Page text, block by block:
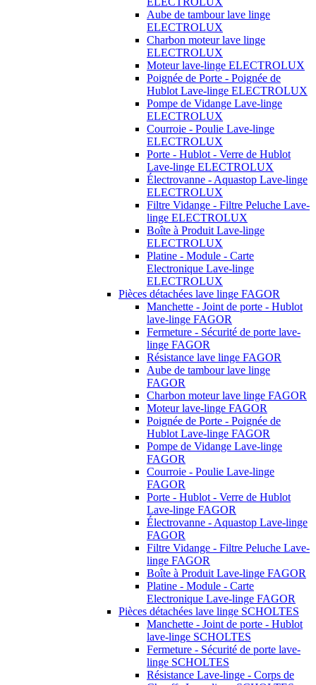
Aube de tambour lave linge
ELECTROLUX
Charbon moteur lave linge
ELECTROLUX
Moteur lave-linge ELECTROLUX
Poignée de Porte - Poignée de
Hublot Lave-linge ELECTROLUX
Pompe de Vidange Lave-linge
ELECTROLUX
Courroie - Poulie Lave-linge
ELECTROLUX
Porte - Hublot - Verre de Hublot
Lave-linge ELECTROLUX
Électrovanne - Aquastop Lave-linge
ELECTROLUX
Filtre Vidange - Filtre Peluche Lave-
linge ELECTROLUX
Boîte à Produit Lave-linge
ELECTROLUX
Platine - Module - Carte
Electronique Lave-linge
ELECTROLUX
Pièces détachées lave linge FAGOR
Manchette - Joint de porte - Hublot
lave-linge FAGOR
Fermeture - Sécurité de porte lave-
linge FAGOR
Résistance lave linge FAGOR
Aube de tambour lave linge
FAGOR
Charbon moteur lave linge FAGOR
Moteur lave-linge FAGOR
Poignée de Porte - Poignée de
Hublot Lave-linge FAGOR
Pompe de Vidange Lave-linge
FAGOR
Courroie - Poulie Lave-linge
FAGOR
Porte - Hublot - Verre de Hublot
Lave-linge FAGOR
Électrovanne - Aquastop Lave-linge
FAGOR
Filtre Vidange - Filtre Peluche Lave-
linge FAGOR
Boîte à Produit Lave-linge FAGOR
Platine - Module - Carte
Electronique Lave-linge FAGOR
Pièces détachées lave linge SCHOLTES
Manchette - Joint de porte - Hublot
lave-linge SCHOLTES
Fermeture - Sécurité de porte lave-
linge SCHOLTES
Résistance Lave-linge - Corps de